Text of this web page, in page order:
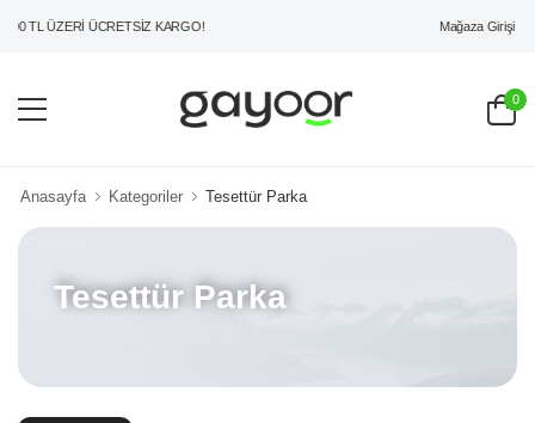
TL ÜZERİ ÜCRETSİZ KARGO! Mağaza Girişi
0
Anasayfa Kategoriler Tesettür Parka
Tesettür Parka